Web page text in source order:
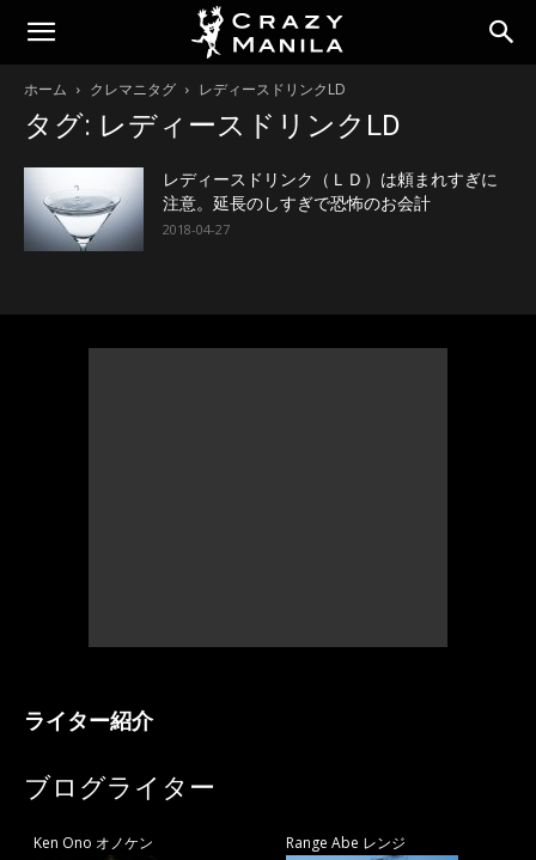
ホーム クレマニタグ レディースドリンクLD
タグ: レディースドリンクLD
レディースドリンク（ＬＤ）は頼まれすぎに
注意。延長のしすぎで恐怖のお会計
2018-04-27
ライター紹介
ブログライター
Ken Ono オノケン Range Abe レンジ